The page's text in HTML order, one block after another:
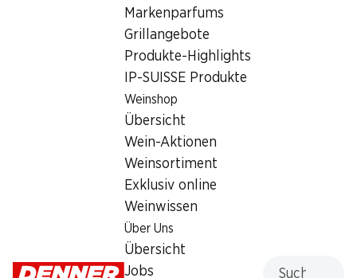
Markenparfums
Grillangebote
Produkte-Highlights
IP-SUISSE Produkte
Weinshop
Übersicht
Wein-Aktionen
Weinsortiment
Exklusiv online
Weinwissen
Über Uns
Übersicht
Jobs
Rue du Simplon 37, 1920 Martigny
Zur Wegbeschreibung
Öffnungszeiten